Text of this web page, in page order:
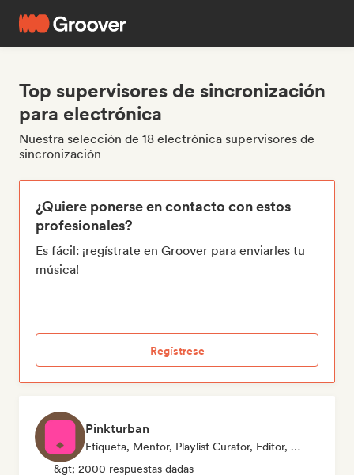
Top supervisores de sincronización
para electrónica
Nuestra selección de 18 electrónica supervisores de
sincronización
¿Quiere ponerse en contacto con estos
profesionales?
Es fácil: ¡regístrate en Groover para enviarles tu
música!
Regístrese
Pinkturban
Etiqueta, Mentor, Playlist Curator, Editor, Supervisor De Sincronización
&gt; 2000 respuestas dadas